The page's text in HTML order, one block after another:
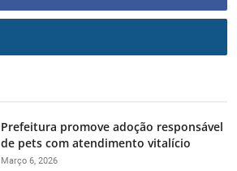
Prefeitura promove adoção responsável
de pets com atendimento vitalício
Março 6, 2026